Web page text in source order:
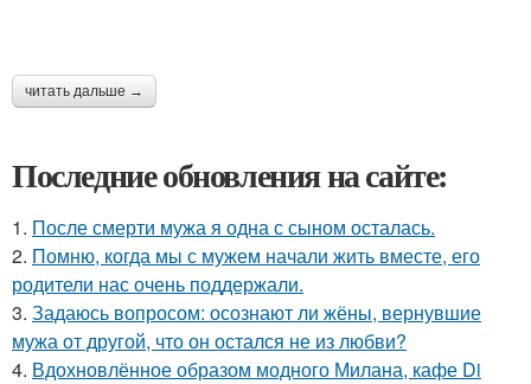
читать дальше →
Последние обновления на сайте:
1. После смерти мужа я одна с сыном осталась.
2. Помню, когда мы с мужем начали жить вместе, его
родители нас очень поддержали.
3. Задаюсь вопросом: осознают ли жёны, вернувшие
мужа от другой, что он остался не из любви?
4. Вдохновлённое образом модного Милана, кафе Di